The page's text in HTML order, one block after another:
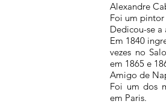
Alexandre
Foi um pintor
Dedicou-se
Em 1840
vezes no
em 1865 e
Amigo de
Foi um dos
em Paris.